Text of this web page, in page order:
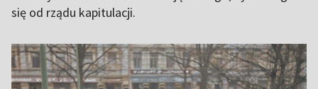
się od rządu kapitulacji.